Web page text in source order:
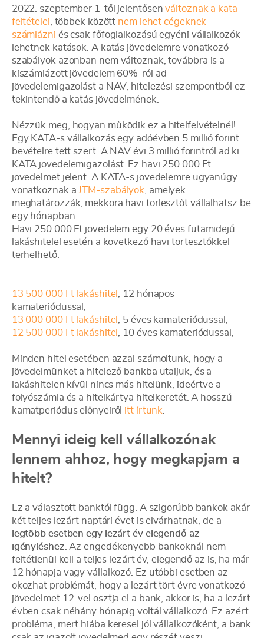
2022. szeptember 1-től jelentősenváltoznak a kata
feltételei , többek között nem lehet cégeknek
számlázni és csak főfoglalkozású egyéni vállalkozók
lehetnek katások. A katás jövedelemre vonatkozó
szabályok azonban nem változnak, továbbra is a
kiszámlázott jövedelem 60%-ról ad
jövedelemigazolást a NAV, hitelezési szempontból ez
tekintendő a katás jövedelmének.
Nézzük meg, hogyan működik ez a hitelfelvételnél!
Egy KATA-s vállalkozás egy adóévben 5 millió forint
bevételre tett szert. A NAV évi 3 millió forintról ad ki
KATA jövedelemigazolást. Ez havi 250 000 Ft
jövedelmet jelent. A KATA-s jövedelemre ugyanúgy
vonatkoznak a JTM-szabályok , amelyek
meghatározzák, mekkora havi törlesztőt vállalhatsz be
egy hónapban.
Havi 250 000 Ft jövedelem egy 20 éves futamidejű
lakáshitelel esetén a következő havi törtesztőkkel
terhelhető:
13 500 000 Ft lakáshitel
, 12 hónapos
kamateriódussal,
13 000 000 Ft lakáshitel
, 5 éves kamateriódussal,
12 500 000 Ft lakáshitel
, 10 éves kamateriódussal,
Minden hitel esetében azzal számoltunk, hogy a
jövedelmünket a hitelező bankba utaljuk, és a
lakáshitelen kívül nincs más hitelünk, ideértve a
folyószámla és a hitelkártya hitelkeretét. A hosszú
kamatperiódus előnyeiről itt írtunk
Mennyi ideig kell vállalkozónak
lennem ahhoz, hogy megkapjam a
hitelt?
Ez a választott banktól függ. A szigorúbb bankok akár
két teljes lezárt naptári évet is elvárhatnak, de a
legtöbb esetben egy lezárt év elegendő az
igényléshez . Az engedékenyebb bankoknál nem
feltétlenül kell a teljes lezárt év, elegendő az is, ha már
12 hónapja vagy vállalkozó. Ez utóbbi esetben az
okozhat problémát, hogy a lezárt tört évre vonatkozó
jövedelmet 12-vel osztja el a bank, akkor is, ha a lezárt
évben csak néhány hónapig voltál vállalkozó. Ez azért
probléma, mert hiába keresel jól vállalkozóként, a bank